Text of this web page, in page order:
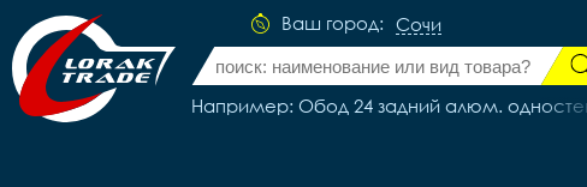
Ваш город: Сочи
Например: Обод 24 задний алюм.